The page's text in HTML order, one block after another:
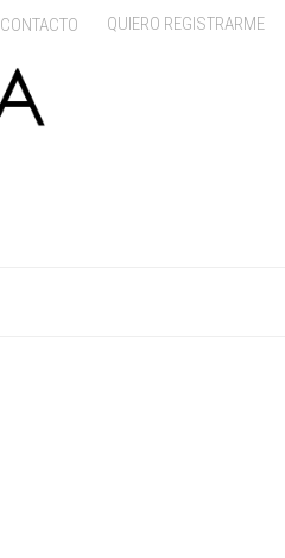
CONTACTO QUIERO REGISTRARME